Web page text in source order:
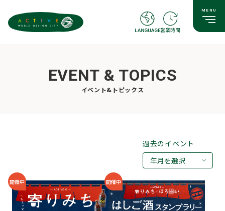
EVENT & TOPICS
イベント&トピックス
過去のイベント
年月を選択
2026年07月
2026年05月
開催中 開催中